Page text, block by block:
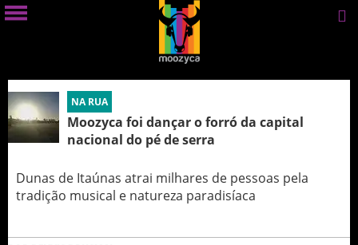
NA RUA
Moozyca foi dançar o forró da capital
nacional do pé de serra
Dunas de Itaúnas atrai milhares de pessoas pela
tradição musical e natureza paradisíaca